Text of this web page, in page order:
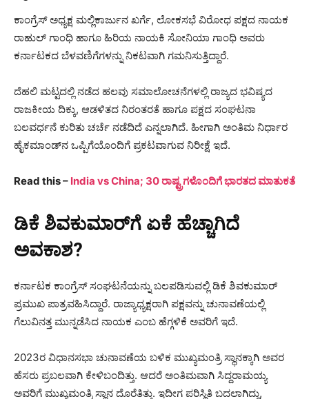
ಕಾಂಗ್ರೆಸ್ ಅಧ್ಯಕ್ಷ ಮಲ್ಲಿಕಾರ್ಜುನ ಖರ್ಗೆ, ಲೋಕಸಭೆ ವಿರೋಧ ಪಕ್ಷದ ನಾಯಕ
ರಾಹುಲ್ ಗಾಂಧಿ ಹಾಗೂ ಹಿರಿಯ ನಾಯಕಿ ಸೋನಿಯಾ ಗಾಂಧಿ ಅವರು
ಕರ್ನಾಟಕದ ಬೆಳವಣಿಗೆಗಳನ್ನು ನಿಕಟವಾಗಿ ಗಮನಿಸುತ್ತಿದ್ದಾರೆ.
ದೆಹಲಿ ಮಟ್ಟದಲ್ಲಿ ನಡೆದ ಹಲವು ಸಮಾಲೋಚನೆಗಳಲ್ಲಿ ರಾಜ್ಯದ ಭವಿಷ್ಯದ
ರಾಜಕೀಯ ದಿಕ್ಕು, ಆಡಳಿತದ ನಿರಂತರತೆ ಹಾಗೂ ಪಕ್ಷದ ಸಂಘಟನಾ
ಬಲವರ್ಧನೆ ಕುರಿತು ಚರ್ಚೆ ನಡೆದಿದೆ ಎನ್ನಲಾಗಿದೆ. ಹೀಗಾಗಿ ಅಂತಿಮ ನಿರ್ಧಾರ
ಹೈಕಮಾಂಡ್‌ನ ಒಪ್ಪಿಗೆಯೊಂದಿಗೆ ಪ್ರಕಟವಾಗುವ ನಿರೀಕ್ಷೆ ಇದೆ.
Read this – India vs China; 30 ರಾಷ್ಟ್ರಗಳೊಂದಿಗೆ ಭಾರತದ ಮಾತುಕತೆ
ಡಿಕೆ ಶಿವಕುಮಾರ್‌ಗೆ ಏಕೆ ಹೆಚ್ಚಾಗಿದೆ
ಅವಕಾಶ?
ಕರ್ನಾಟಕ ಕಾಂಗ್ರೆಸ್ ಸಂಘಟನೆಯನ್ನು ಬಲಪಡಿಸುವಲ್ಲಿ ಡಿಕೆ ಶಿವಕುಮಾರ್
ಪ್ರಮುಖ ಪಾತ್ರವಹಿಸಿದ್ದಾರೆ. ರಾಜ್ಯಾಧ್ಯಕ್ಷರಾಗಿ ಪಕ್ಷವನ್ನು ಚುನಾವಣೆಯಲ್ಲಿ
ಗೆಲುವಿನತ್ತ ಮುನ್ನಡೆಸಿದ ನಾಯಕ ಎಂಬ ಹೆಗ್ಗಳಿಕೆ ಅವರಿಗೆ ಇದೆ.
2023ರ ವಿಧಾನಸಭಾ ಚುನಾವಣೆಯ ಬಳಿಕ ಮುಖ್ಯಮಂತ್ರಿ ಸ್ಥಾನಕ್ಕಾಗಿ ಅವರ
ಹೆಸರು ಪ್ರಬಲವಾಗಿ ಕೇಳಿಬಂದಿತ್ತು. ಆದರೆ ಅಂತಿಮವಾಗಿ ಸಿದ್ದರಾಮಯ್ಯ
ಅವರಿಗೆ ಮುಖ್ಯಮಂತ್ರಿ ಸ್ಥಾನ ದೊರೆತಿತ್ತು. ಇದೀಗ ಪರಿಸ್ಥಿತಿ ಬದಲಾಗಿದ್ದು,